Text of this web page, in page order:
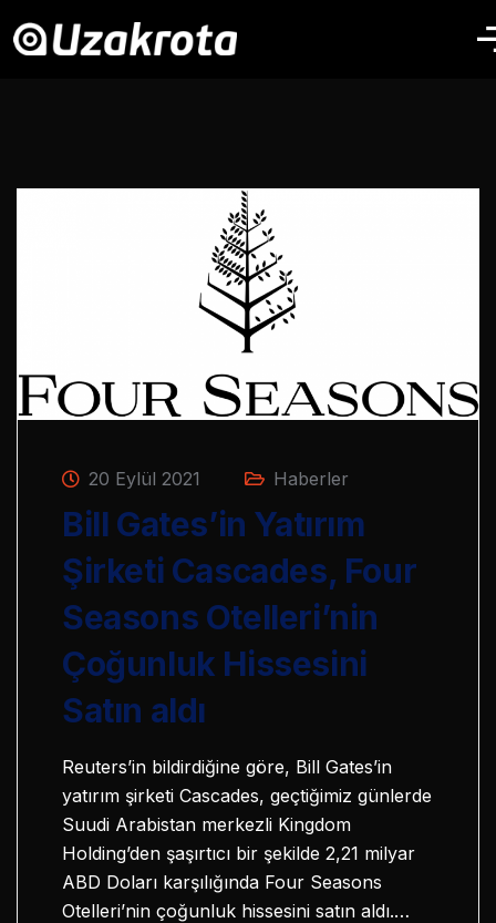
20 Eylül 2021 Haberler
Bill Gates’in Yatırım
Şirketi Cascades, Four
Seasons Otelleri’nin
Çoğunluk Hissesini
Satın aldı
Reuters’in bildirdiğine göre, Bill Gates’in
yatırım şirketi Cascades, geçtiğimiz günlerde
Suudi Arabistan merkezli Kingdom
Holding’den şaşırtıcı bir şekilde 2,21 milyar
ABD Doları karşılığında Four Seasons
Otelleri’nin çoğunluk hissesini satın aldı.…